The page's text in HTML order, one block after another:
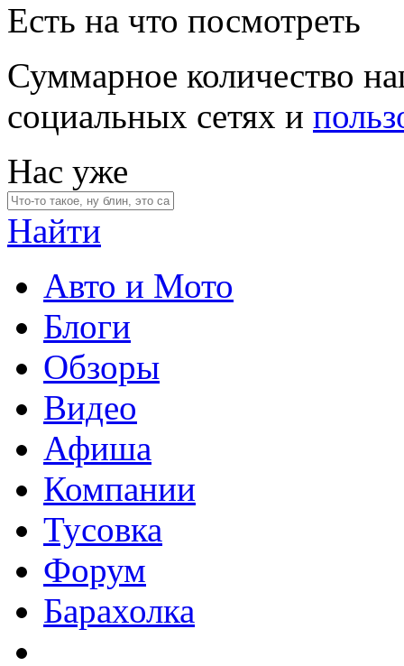
Есть на что посмотреть
Суммарное количество
социальных сетях и
Нас уже
Найти
Авто и Мото
Блоги
Обзоры
Видео
Афиша
Компании
Тусовка
Форум
Барахолка